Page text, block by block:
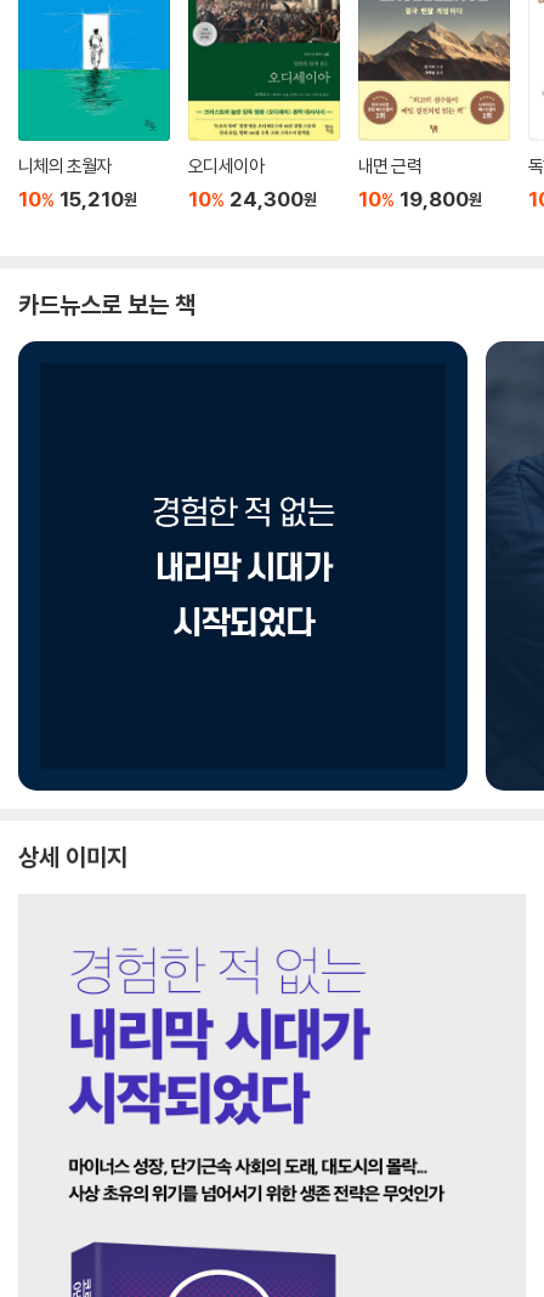
니체의 초월자
10% 15,210원
오디세이아
10% 24,300원
내면 근력
10% 19,800원
카드뉴스로 보는 책
상세 이미지